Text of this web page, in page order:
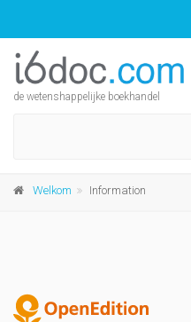
de wetenshappelijke boekhandel
Welkom Information